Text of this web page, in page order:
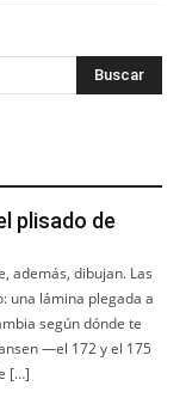
plisado de
además, dibujan. Las
una lámina plegada a
según dónde te
—el 172 y el 175
[…]